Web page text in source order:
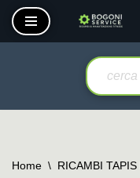
Vai
Home \ RICAMBI